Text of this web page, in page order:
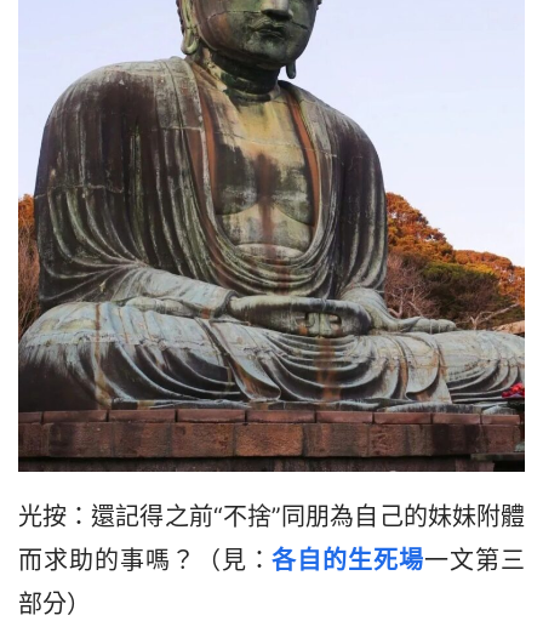
光按：還記得之前“不捨”同朋為自己的妹妹附體
而求助的事嗎？（見：各自的生死場一文第三
部分）